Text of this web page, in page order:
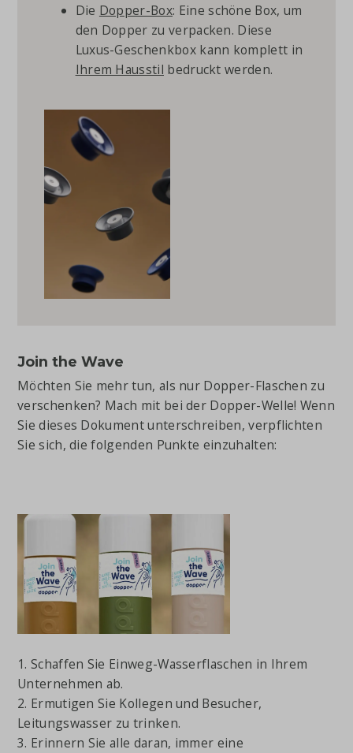
Die Dopper-Box: Eine schöne Box, um
den Dopper zu verpacken. Diese
Luxus-Geschenkbox kann komplett in
Ihrem Hausstil bedruckt werden.
Join the Wave
Möchten Sie mehr tun, als nur Dopper-Flaschen zu
verschenken? Mach mit bei der Dopper-Welle! Wenn
Sie dieses Dokument unterschreiben, verpflichten
Sie sich, die folgenden Punkte einzuhalten:
1. Schaffen Sie Einweg-Wasserflaschen in Ihrem
Unternehmen ab.
2. Ermutigen Sie Kollegen und Besucher,
Leitungswasser zu trinken.
3. Erinnern Sie alle daran, immer eine